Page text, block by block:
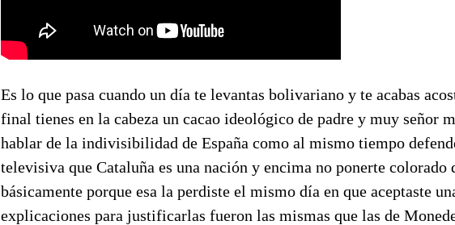
Es lo que pasa cuando un día te levantas bolivariano y te acabas
final tienes en la cabeza un cacao ideológico de padre y muy señor
hablar de la indivisibilidad de España como al mismo tiempo
televisiva que Cataluña es una nación y encima no ponerte colorado
básicamente porque esa la perdiste el mismo día en que aceptaste
explicaciones para justificarlas fueron las mismas que las de